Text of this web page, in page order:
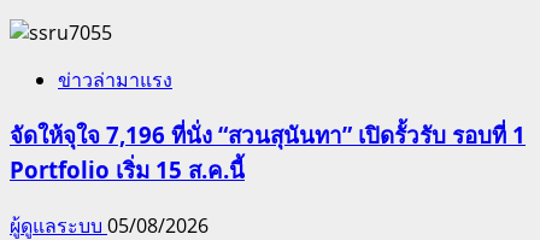
ข่าวล่ามาแรง
จัดให้จุใจ 7,196 ที่นั่ง “สวนสุนันทา” เปิดรั้วรับ รอบที่ 1
Portfolio เริ่ม 15 ส.ค.นี้
ผู้ดูแลระบบ 05/08/2026